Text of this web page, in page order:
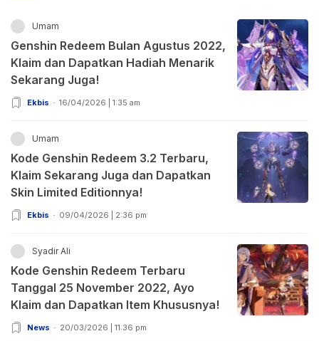
Umam
Genshin Redeem Bulan Agustus 2022,
Klaim dan Dapatkan Hadiah Menarik
Sekarang Juga!
Ekbis 16/04/2026 | 1:35 am
Umam
Kode Genshin Redeem 3.2 Terbaru,
Klaim Sekarang Juga dan Dapatkan
Skin Limited Editionnya!
Ekbis 09/04/2026 | 2:36 pm
Syadir Ali
Kode Genshin Redeem Terbaru
Tanggal 25 November 2022, Ayo
Klaim dan Dapatkan Item Khususnya!
News 20/03/2026 | 11:36 pm